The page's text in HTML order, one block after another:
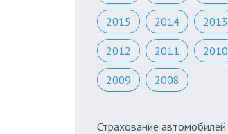
2015 2014 2013
2012 2011 2010
2009 2008
Страхование автомобилей